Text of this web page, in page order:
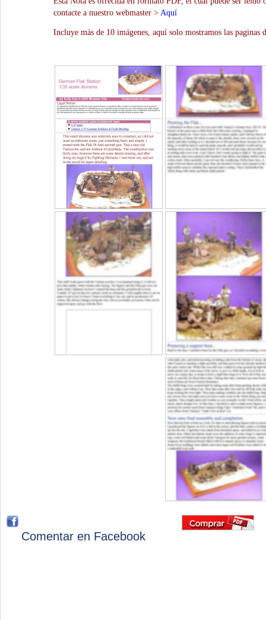
contacte a nuestro webmaster > Aquí
Incluye más de 10 imágenes, aquí solo mostramos las paginas
Comentar en Facebook